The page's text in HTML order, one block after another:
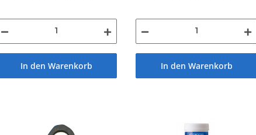
In den Warenkorb In den Warenkorb